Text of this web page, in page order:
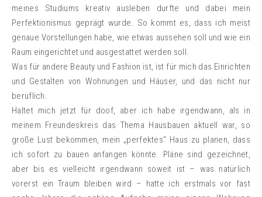
meines Studiums kreativ ausleben durfte und dabei mein
Perfektionismus geprägt wurde. So kommt es, dass ich meist
genaue Vorstellungen habe, wie etwas aussehen soll und wie ein
Raum eingerichtet und ausgestattet werden soll.
Was für andere Beauty und Fashion ist, ist für mich das Einrichten
und Gestalten von Wohnungen und Häuser, und das nicht nur
beruflich.
Haltet mich jetzt für doof, aber ich habe irgendwann, als in
meinem Freundeskreis das Thema Hausbauen aktuell war, so
große Lust bekommen, mein „perfektes“ Haus zu planen, dass
ich sofort zu bauen anfangen könnte. Pläne sind gezeichnet,
aber bis es vielleicht irgendwann soweit ist – was natürlich
vorerst ein Traum bleiben wird – hatte ich erstmals vor fast